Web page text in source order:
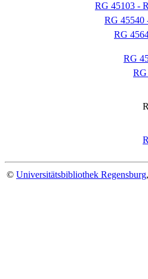
RG 45103 -
RG 45540
RG
RG
© Universitätsbibliothek Regensburg